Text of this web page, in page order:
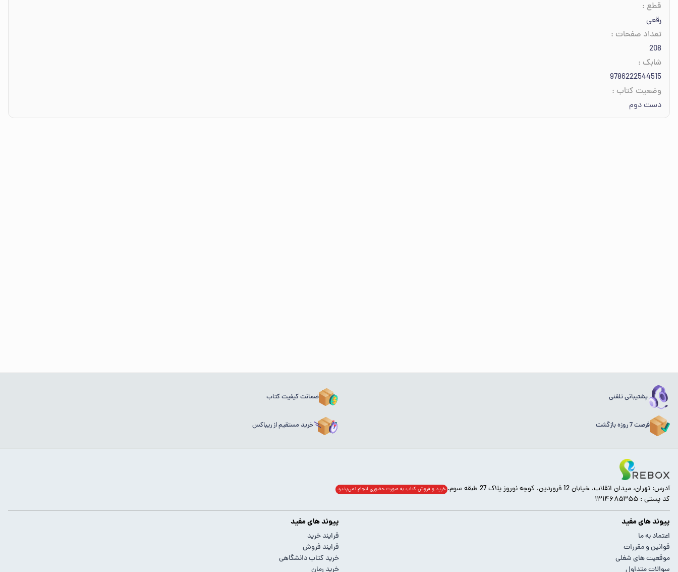
قطع :
رقعی
تعداد صفحات :
208
شابک :
9786222544515
وضعیت کتاب :
دست دوم
پشتیبانی تلفنی ضمانت کیفیت کتاب
فرصت 7 روزه بازگشت خرید مستقیم از ریباکس
آدرس: تهران، میدان انقلاب، خیابان 12 فروردین، کوچه نوروز پلاک 27 طبقه سوم. خرید و فروش کتاب به صورت حضوری انجام‌ نمی‌پذیرد
کد پستی : ۱۳۱۴۶۸۵۳۵۵
پیوند های مفید
اعتماد به ما
قوانین و مقررات
موقعیت های شغلی
سوالات متداول
پیوند های مفید
فرایند خرید
فرایند فروش
خرید کتاب دانشگاهی
خرید رمان